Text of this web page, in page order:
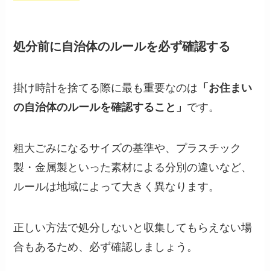
処分前に自治体のルールを必ず確認する
掛け時計を捨てる際に最も重要なのは 「お住まい
の自治体のルールを確認すること」 です。
粗大ごみになるサイズの基準や、プラスチック
製・金属製といった素材による分別の違いなど、
ルールは地域によって大きく異なります。
正しい方法で処分しないと収集してもらえない場
合もあるため、必ず確認しましょう。